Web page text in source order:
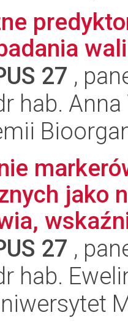
27 ,
hab.
jako
27 ,
hab.